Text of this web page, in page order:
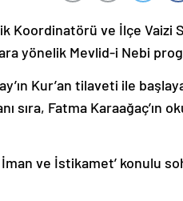
Koordinatörü ve İlçe Vaizi
yönelik Mevlid-i Nebi
Kur’an tilaveti ile
sıra, Fatma Karaağaç’ın
ve İstikamet’ konulu